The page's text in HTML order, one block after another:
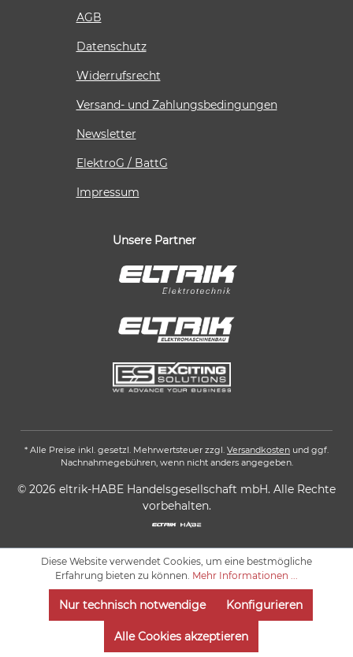
AGB
Datenschutz
Widerrufsrecht
Versand- und Zahlungsbedingungen
Newsletter
ElektroG / BattG
Impressum
Unsere Partner
* Alle Preise inkl. gesetzl. Mehrwertsteuer zzgl. Versandkosten und ggf.
Nachnahmegebühren, wenn nicht anders angegeben.
© 2026 eltrik-HABE Handelsgesellschaft mbH. Alle Rechte
vorbehalten.
Diese Website verwendet Cookies, um eine bestmögliche
Erfahrung bieten zu können. Mehr Informationen ...
Nur technisch notwendige Konfigurieren
Alle Cookies akzeptieren